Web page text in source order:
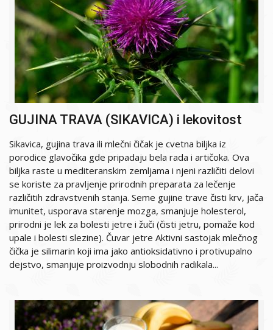
GUJINA TRAVA (SIKAVICA) i lekovitost
Sikavica, gujina trava ili mlečni čičak je cvetna biljka iz
porodice glavočika gde pripadaju bela rada i artičoka. Ova
biljka raste u mediteranskim zemljama i njeni različiti delovi
se koriste za pravljenje prirodnih preparata za lečenje
različitih zdravstvenih stanja. Seme gujine trave čisti krv, jača
imunitet, usporava starenje mozga, smanjuje holesterol,
prirodni je lek za bolesti jetre i žuči (čisti jetru, pomaže kod
upale i bolesti slezine). Čuvar jetre Aktivni sastojak mlečnog
čička je silimarin koji ima jako antioksidativno i protivupalno
dejstvo, smanjuje proizvodnju slobodnih radikala...